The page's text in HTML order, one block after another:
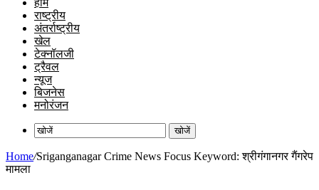
होम
राष्ट्रीय
अंतर्राष्ट्रीय
खेल
टेक्नॉलजी
ट्रैवल
न्यूज
बिजनेस
मनोरंजन
खोजें
Home/Sriganganagar Crime News Focus Keyword: श्रीगंगानगर गैंगरेप
मामला